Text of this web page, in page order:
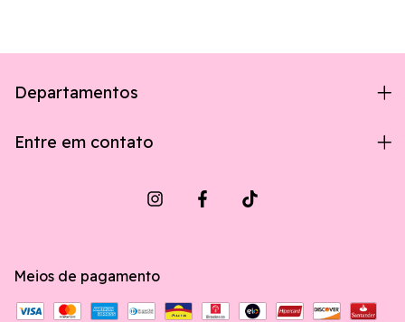
Departamentos
Entre em contato
Meios de pagamento